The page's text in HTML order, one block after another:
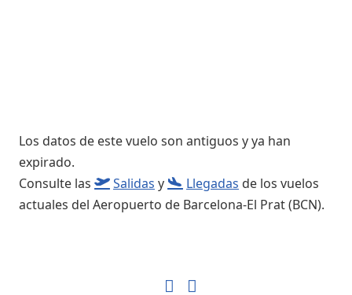
Los datos de este vuelo son antiguos y ya han
expirado.
Consulte las
Salidas y Llegadas de los vuelos
actuales del Aeropuerto de Barcelona-El Prat (BCN).